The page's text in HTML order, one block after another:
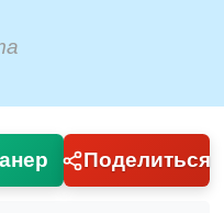
Поделиться